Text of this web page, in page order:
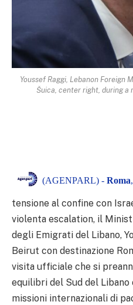
Youssef Raggi, Lebanon Foreign
Šuica, center right, during a
(AGENPARL) - Roma
tensione al confine con
violenta escalation, il
degli Emigrati del Libano,
Beirut con destinazione
visita ufficiale che si
equilibri del Sud del
missioni internazionali di